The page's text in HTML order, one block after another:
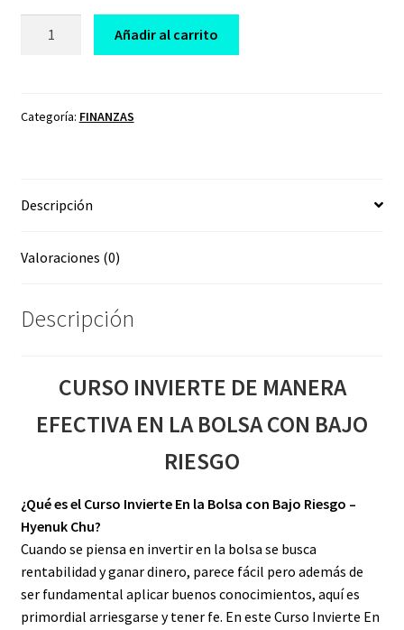
EFECTIVA
CON
RIESGO
Añadir al carrito
Categoría: FINANZAS
Descripción
Valoraciones (0)
Descripción
CURSO INVIERTE DE MANERA
EFECTIVA EN LA BOLSA CON BAJO
RIESGO
¿Qué es el Curso Invierte En la Bolsa con Bajo Riesgo –
Hyenuk Chu?
Cuando se piensa en invertir en la bolsa se busca
rentabilidad y ganar dinero, parece fácil pero además de
ser fundamental aplicar buenos conocimientos, aquí es
primordial arriesgarse y tener fe. En este Curso Invierte En